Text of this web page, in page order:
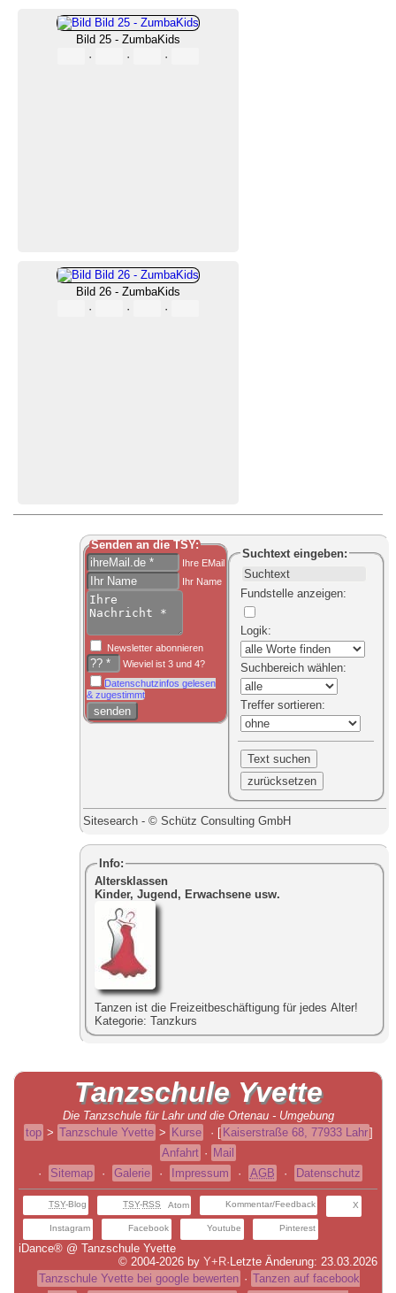
Bild 25 - ZumbaKids
·
· ·
Bild 26 - ZumbaKids
·
· ·
Senden an die TSY:
Ihre EMail
Ihr Name
Newsletter abonnieren
Wieviel ist 3 und 4?
Datenschutzinfos gelesen
& zugestimmt
Suchtext eingeben:
Fundstelle anzeigen:
Logik:
Suchbereich wählen:
Treffer sortieren:
Sitesearch - © Schütz Consulting GmbH
Info:
Altersklassen
Kinder, Jugend, Erwachsene usw.
Tanzen ist die Freizeitbeschäftigung für jedes Alter!
Kategorie:Tanzkurs
Tanzschule Yvette
Die Tanzschule für Lahr und die Ortenau - Umgebung
top > Tanzschule Yvette > Kurse · [ Kaiserstraße 68, 77933 Lahr]
Anfahrt · Mail
·
Sitemap · Galerie · Impressum · AGB · Datenschutz
TSY-Blog TSY-RSS Atom Kommentar/Feedback X
Instagram Facebook Youtube Pinterest
iDance® @ Tanzschule Yvette
© 2004-2026 by Y+R· Letzte Änderung: 23.03.2026
Tanzschule Yvette bei google bewerten · Tanzen auf facebook